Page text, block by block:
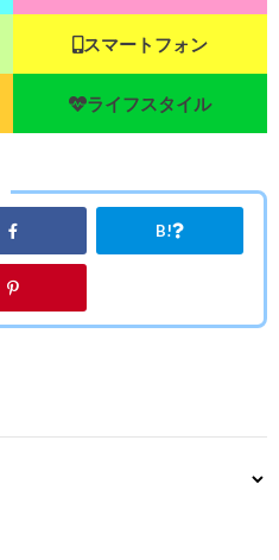
スマートフォン
ライフスタイル
B!